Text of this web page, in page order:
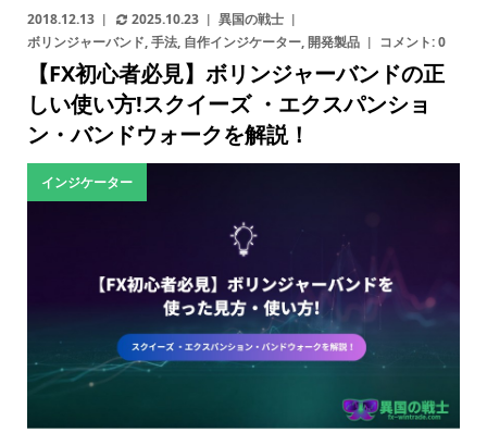
2018.12.13 2025.10.23
異国の戦士
ボリンジャーバンド,手法, 自作インジケーター,開発製品 コメント:0
【FX初心者必見】ボリンジャーバンドの正
しい使い方!スクイーズ ・エクスパンショ
ン・バンドウォークを解説！
インジケーター